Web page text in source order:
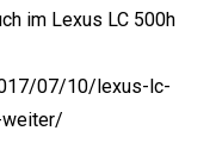
im Lexus LC 500h
07/10/lexus-lc-
weiter/